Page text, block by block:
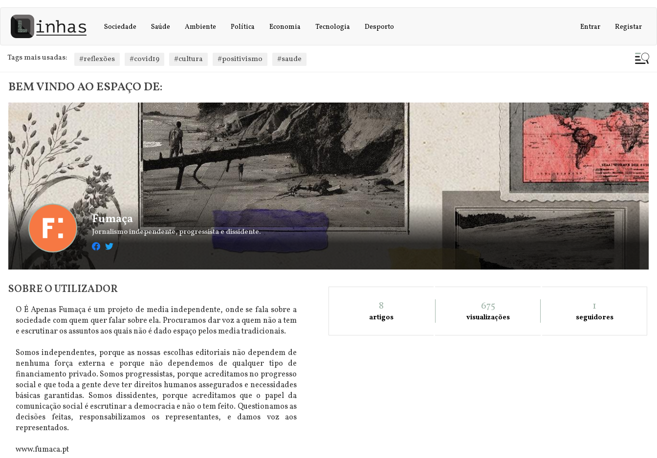
para
conteúdo
Main
navigation Sociedade Saúde Ambiente Política Economia Tecnologia Desporto
User
account
menu
Entrar Registar
Tags mais usadas: #reflexões #covid19 #cultura #positivismo #saude
BEM VINDO AO ESPAÇO DE:
Fumaça
Jornalismo independente, progressista e dissidente.
SOBRE O UTILIZADOR
O É Apenas Fumaça é um projeto de media independente, onde se fala sobre a
sociedade com quem quer falar sobre ela. Procuramos dar voz a quem não a tem
e escrutinar os assuntos aos quais não é dado espaço pelos media tradicionais.
Somos independentes, porque as nossas escolhas editoriais não dependem de
nenhuma força externa e porque não dependemos de qualquer tipo de
financiamento privado. Somos progressistas, porque acreditamos no progresso
social e que toda a gente deve ter direitos humanos assegurados e necessidades
básicas garantidas. Somos dissidentes, porque acreditamos que o papel da
comunicação social é escrutinar a democracia e não o tem feito. Questionamos as
decisões feitas, responsabilizamos os representantes, e damos voz aos
representados.
www.fumaca.pt
8
artigos
675
visualizações
1
seguidores